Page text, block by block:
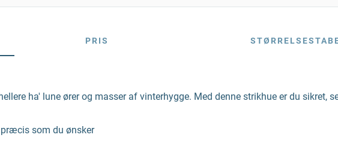
PRIS
ha' lune ører og masser af vinterhygge. Med denne strikhue er du sikret,
præcis som du ønsker